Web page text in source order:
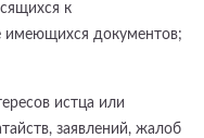
к
имеющихся документов;
истца или
заявлений, жалоб